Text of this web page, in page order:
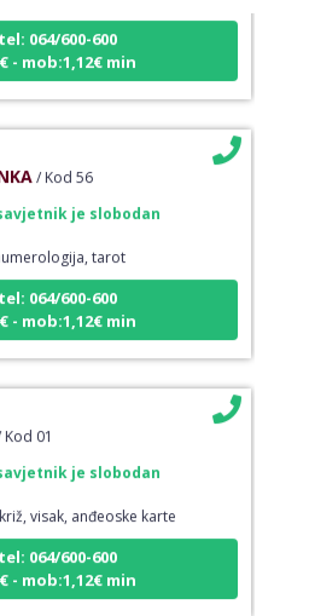
064/600-600
- mob:1,12€ min
tarot
064/600-600
- mob:1,12€ min
visak, anđeoske karte
064/600-600
- mob:1,12€ min